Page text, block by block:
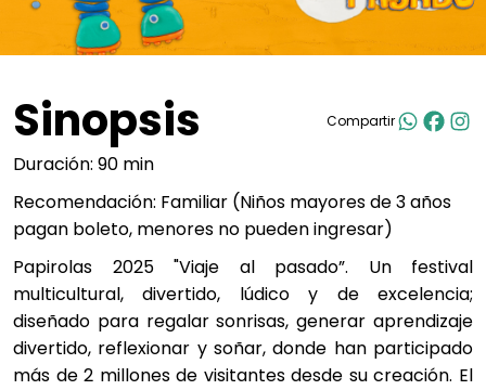
Sinopsis Compartir
Duración: 90 min
Recomendación: Familiar (Niños mayores de 3 años
pagan boleto, menores no pueden ingresar)
Papirolas 2025 "Viaje al pasado”. Un festival
multicultural, divertido, lúdico y de excelencia;
diseñado para regalar sonrisas, generar aprendizaje
divertido, reflexionar y soñar, donde han participado
más de 2 millones de visitantes desde su creación. El